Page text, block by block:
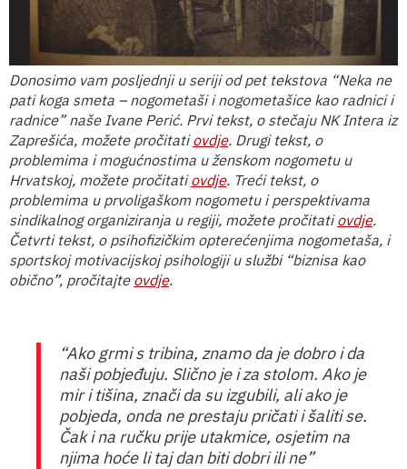
Donosimo vam posljednji u seriji od pet tekstova “Neka ne
pati koga smeta – nogometaši i nogometašice kao radnici i
radnice” naše Ivane Perić. Prvi tekst, o stečaju NK Intera iz
Zaprešića, možete pročitatiovdje. Drugi tekst, o
problemima i mogućnostima u ženskom nogometu u
Hrvatskoj, možete pročitatiovdje. Treći tekst, o
problemima u prvoligaškom nogometu i perspektivama
sindikalnog organiziranja u regiji, možete pročitatiovdje.
Četvrti tekst, o psihofizičkim opterećenjima nogometaša, i
sportskoj motivacijskoj psihologiji u službi “biznisa kao
obično”, pročitajte ovdje.
“Ako grmi s tribina, znamo da je dobro i da
naši pobjeđuju. Slično je i za stolom. Ako je
mir i tišina, znači da su izgubili, ali ako je
pobjeda, onda ne prestaju pričati i šaliti se.
Čak i na ručku prije utakmice, osjetim na
njima hoće li taj dan biti dobri ili ne”